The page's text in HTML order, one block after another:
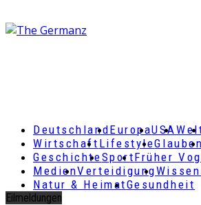
DeutschlandEuropaUSA
Wirtschaft LifestyleGlauben
GeschichteSportFrüher
MedienVerteidigung
Natur & HeimatGesundheit
Eilmeldungen